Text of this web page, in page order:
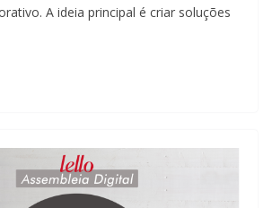
A ideia principal é criar soluções